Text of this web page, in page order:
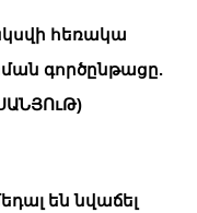
հեռակա
գործընթացը.
են նվաճել